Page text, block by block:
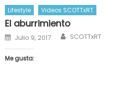
Lifestyle Videos SCOTTxRT
El aburrimiento
Posted
on
Julio 9, 2017 Author
SCOTTxRT
Me gusta: